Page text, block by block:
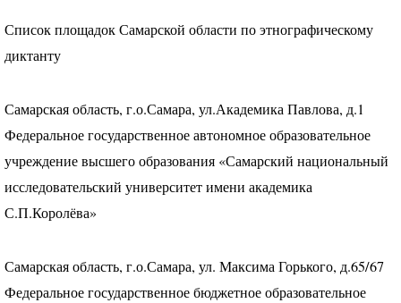
Список площадок Самарской области по этнографическому
диктанту
Самарская область, г.о.Самара, ул.Академика Павлова, д.1
Федеральное государственное автономное образовательное
учреждение высшего образования «Самарский национальный
исследовательский университет имени академика
С.П.Королёва»
Самарская область, г.о.Самара, ул. Максима Горького, д.65/67
Федеральное государственное бюджетное образовательное